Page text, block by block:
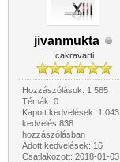
jivanmukta
cakravarti
Hozzászólások: 1 585
Témák: 0
Kapott kedvelések: 1 043
kedvelés 838
hozzászólásban
Adott kedvelések: 16
Csatlakozott: 2018-01-03